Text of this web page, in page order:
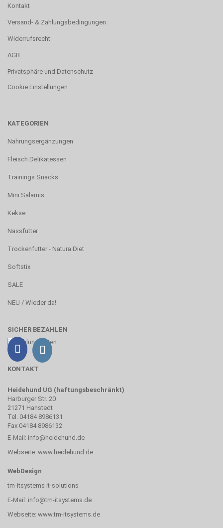
Kontakt
Versand- & Zahlungsbedingungen
Widerrufsrecht
AGB
Privatsphäre und Datenschutz
Cookie Einstellungen
KATEGORIEN
Nahrungsergänzungen
Fleisch Delikatessen
Trainings Snacks
Mini Salamis
Kekse
Nassfutter
Trockenfutter - Natura Diet
Softstix
SALE
NEU / Wieder da!
SICHER BEZAHLEN
KONTAKT
Heidehund UG (haftungsbeschränkt)
Harburger Str. 20
21271 Hanstedt
Tel. 04184 8986131
Fax 04184 8986132
E-Mail: info@heidehund.de
Webseite: www.heidehund.de
WebDesign
tm-itsystems it-solutions
E-Mail: info@tm-itsystems.de
Webseite: www.tm-itsystems.de